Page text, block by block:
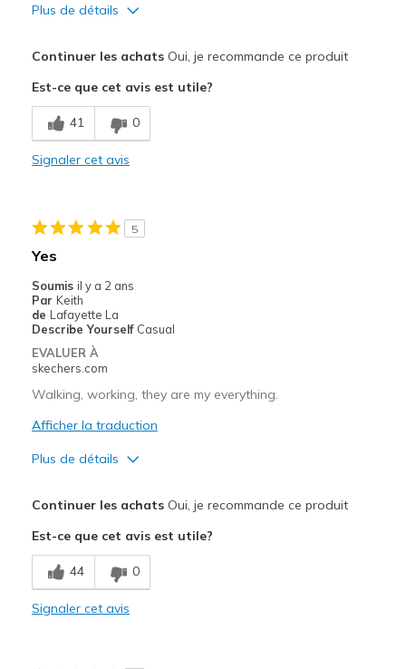
Plus de détails
Breathe Well
Comfortable
Les meilleures utilisations
Casual Wear
Special Occasions
Sizing
Feels true to size
Continuer les achatsOui, je recommande ce produit
Est-ce que cet avis est utile?
41 0
Signaler cet avis
5
Yes
Soumis il y a 2 ans
Par Keith
de Lafayette La
Describe Yourself Casual
EVALUER À
skechers.com
Walking, working, they are my everything.
Afficher la traduction
Plus de détails
Comfortable
Stylish
Continuer les achatsOui, je recommande ce produit
Est-ce que cet avis est utile?
44 0
Signaler cet avis